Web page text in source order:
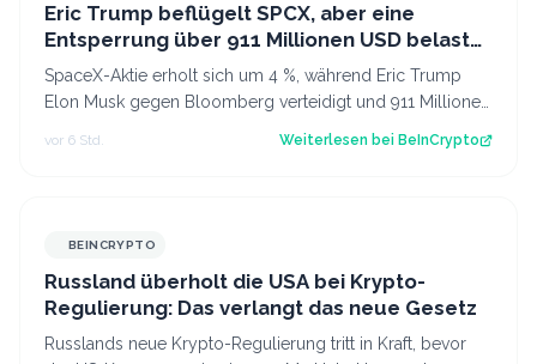
Eric Trump beflügelt SPCX, aber eine
Entsperrung über 911 Millionen USD belastet
weiterhin die SpaceX-Aktie
SpaceX-Aktie erholt sich um 4 %, während Eric Trump
Elon Musk gegen Bloomberg verteidigt und 911 Millionen
Aktien freigeschaltet werden. Der…
vor 6 Std. Weiterlesen bei BeInCrypto
BEINCRYPTO
Russland überholt die USA bei Krypto-
Regulierung: Das verlangt das neue Gesetz
Russlands neue Krypto-Regulierung tritt in Kraft, bevor